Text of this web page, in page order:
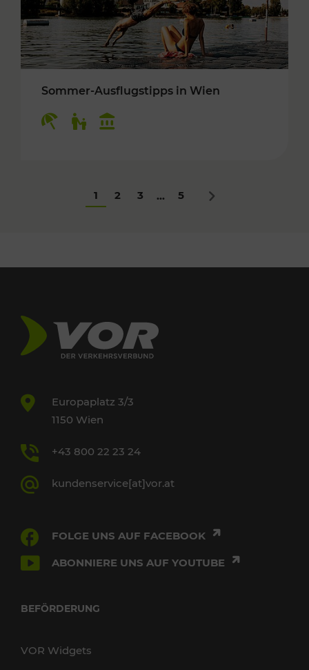
Sommer-Ausflugstipps in Wien
1 2 3 ... 5 Nächstes
Europaplatz 3/3
1150 Wien
+43 800 22 23 24
kundenservice[at]vor.at
FOLGE UNS AUF FACEBOOK
ABONNIERE UNS AUF YOUTUBE
BEFÖRDERUNG
VOR Widgets